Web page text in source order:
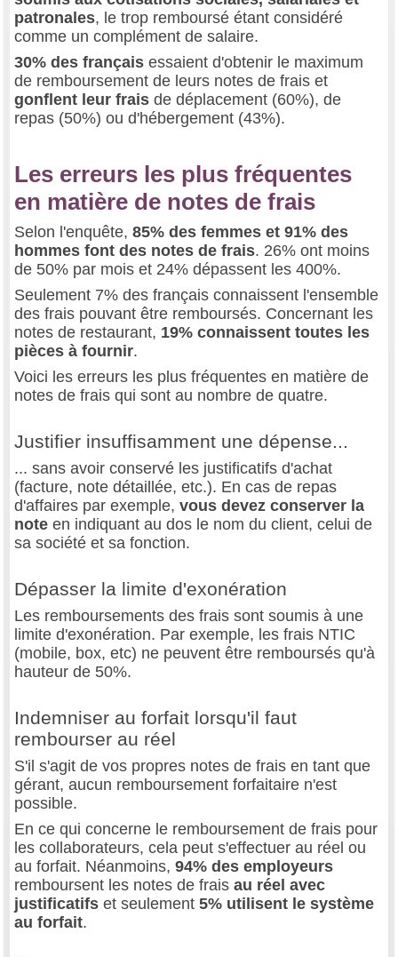
patronales, le trop remboursé étant considéré
comme un complément de salaire.
30% des français essaient d'obtenir le maximum
de remboursement de leurs notes de frais et
gonflent leur frais de déplacement (60%), de
repas (50%) ou d'hébergement (43%).
Les erreurs les plus fréquentes
en matière de notes de frais
Selon l'enquête, 85% des femmes et 91% des
hommes font des notes de frais. 26% ont moins
de 50% par mois et 24% dépassent les 400%.
Seulement 7% des français connaissent l'ensemble
des frais pouvant être remboursés. Concernant les
notes de restaurant, 19% connaissent toutes les
pièces à fournir.
Voici les erreurs les plus fréquentes en matière de
notes de frais qui sont au nombre de quatre.
Justifier insuffisamment une dépense...
... sans avoir conservé les justificatifs d'achat
(facture, note détaillée, etc.). En cas de repas
d'affaires par exemple, vous devez conserver la
note en indiquant au dos le nom du client, celui de
sa société et sa fonction.
Dépasser la limite d'exonération
Les remboursements des frais sont soumis à une
limite d'exonération. Par exemple, les frais NTIC
(mobile, box, etc) ne peuvent être remboursés qu'à
hauteur de 50%.
Indemniser au forfait lorsqu'il faut
rembourser au réel
S'il s'agit de vos propres notes de frais en tant que
gérant, aucun remboursement forfaitaire n'est
possible.
En ce qui concerne le remboursement de frais pour
les collaborateurs, cela peut s'effectuer au réel ou
au forfait. Néanmoins, 94% des employeurs
remboursent les notes de frais au réel avec
justificatifs et seulement 5% utilisent le système
au forfait.